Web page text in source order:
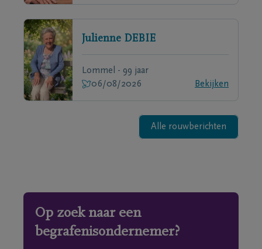
Julienne DEBIE
Lommel - 99 jaar
06/08/2026
Bekijken
Alle rouwberichten
Op zoek naar een
begrafenisondernemer?